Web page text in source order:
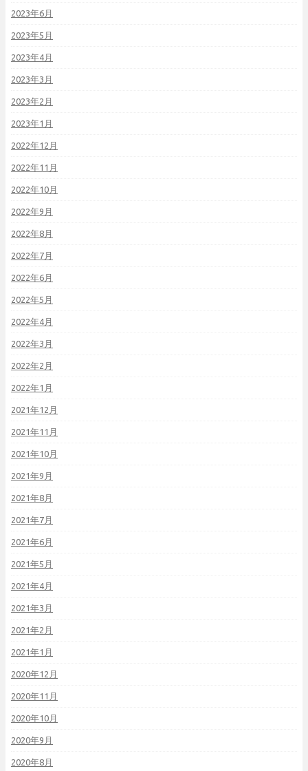
2023年6月
2023年5月
2023年4月
2023年3月
2023年2月
2023年1月
2022年12月
2022年11月
2022年10月
2022年9月
2022年8月
2022年7月
2022年6月
2022年5月
2022年4月
2022年3月
2022年2月
2022年1月
2021年12月
2021年11月
2021年10月
2021年9月
2021年8月
2021年7月
2021年6月
2021年5月
2021年4月
2021年3月
2021年2月
2021年1月
2020年12月
2020年11月
2020年10月
2020年9月
2020年8月